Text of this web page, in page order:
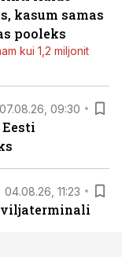
kasum samas
pooleks
kui 1,2 miljonit
07.08.26, 09:30
04.08.26, 11:23
viljaterminali